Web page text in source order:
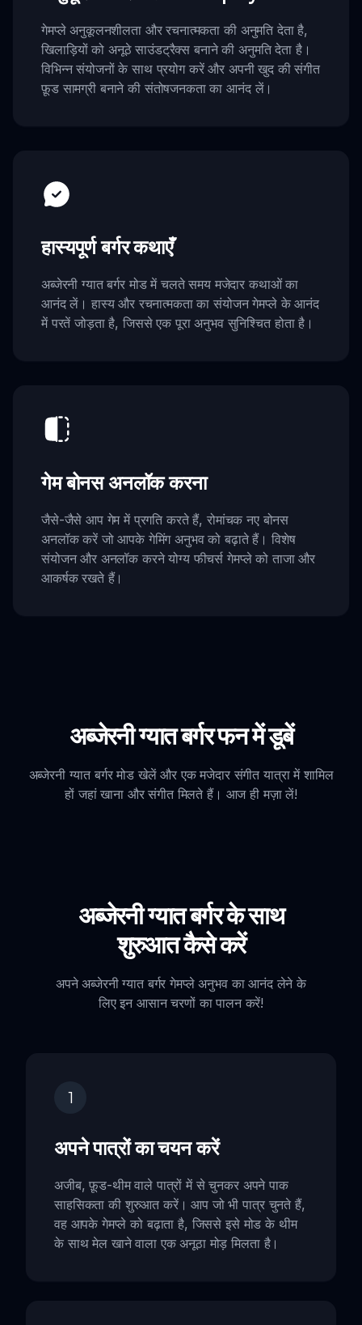
गेमप्ले अनुकूलनशीलता और रचनात्मकता की अनुमति देता है,
खिलाड़ियों को अनूठे साउंडट्रैक्स बनाने की अनुमति देता है।
विभिन्न संयोजनों के साथ प्रयोग करें और अपनी खुद की संगीत
फ़ूड सामग्री बनाने की संतोषजनकता का आनंद लें।
हास्यपूर्ण बर्गर कथाएँ
अब्जेरनी ग्यात बर्गर मोड में चलते समय मजेदार कथाओं का
आनंद लें। हास्य और रचनात्मकता का संयोजन गेमप्ले के आनंद
में परतें जोड़ता है, जिससे एक पूरा अनुभव सुनिश्चित होता है।
गेम बोनस अनलॉक करना
जैसे-जैसे आप गेम में प्रगति करते हैं, रोमांचक नए बोनस
अनलॉक करें जो आपके गेमिंग अनुभव को बढ़ाते हैं। विशेष
संयोजन और अनलॉक करने योग्य फीचर्स गेमप्ले को ताजा और
आकर्षक रखते हैं।
अब्जेरनी ग्यात बर्गर फन में डूबें
अब्जेरनी ग्यात बर्गर मोड खेलें और एक मजेदार संगीत यात्रा में शामिल
हों जहां खाना और संगीत मिलते हैं। आज ही मज़ा लें!
अब्जेरनी ग्यात बर्गर के साथ
शुरुआत कैसे करें
अपने अब्जेरनी ग्यात बर्गर गेमप्ले अनुभव का आनंद लेने के
लिए इन आसान चरणों का पालन करें!
1
अपने पात्रों का चयन करें
अजीब, फ़ूड-थीम वाले पात्रों में से चुनकर अपने पाक
साहसिकता की शुरुआत करें। आप जो भी पात्र चुनते हैं,
वह आपके गेमप्ले को बढ़ाता है, जिससे इसे मोड के थीम
के साथ मेल खाने वाला एक अनूठा मोड़ मिलता है।